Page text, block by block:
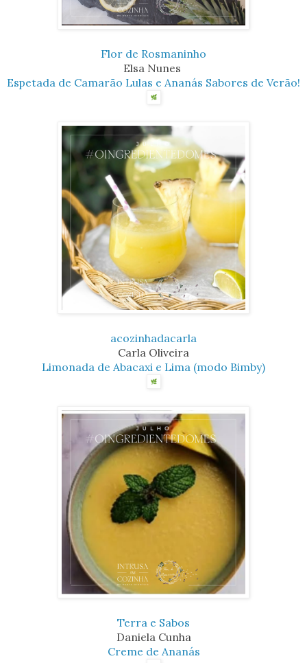
Flor de Rosmaninho
Elsa Nunes
Espetada de Camarão Lulas e Ananás Sabores de Verão!
acozinhadacarla
Carla Oliveira
Limonada de Abacaxi e Lima (modo Bimby)
Terra e Sabos
Daniela Cunha
Creme de Ananás